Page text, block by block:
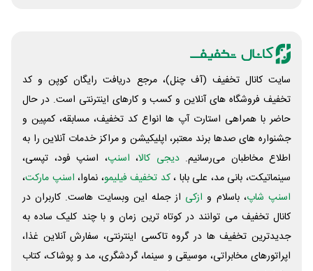
سایت کانال تخفیف (آف چنل)، مرجع دریافت رایگان کوپن و کد
تخفیف فروشگاه های آنلاین و کسب و‌ کارهای اینترنتی است. در حال
حاضر با همراهی استارت آپ ها انواع کد تخفیف، مسابقه، کمپین و
جشنواره های صدها برند معتبر، اپلیکیشن و مراکز خدمات آنلاین را به
اطلاع مخاطبان می‌رسانیم. دیجی کالا، اسنپ، اسنپ فود، تپسی،
سینماتیکت، بانی مد، علی‌ بابا ،کد تخفیف فیلیمو، نماوا، اسنپ مارکت،
اسنپ شاپ، باسلام و ازکی از جمله این وبسایت ‌هاست. کاربران در
کانال تخفیف می توانند در کوتاه ترین زمان و با چند کلیک ساده به
جدیدترین تخفیف ها در گروه تاکسی اینترنتی، سفارش آنلاین غذا،
اپراتورهای مخابراتی، موسیقی و سینما، گردشگری، مد و پوشاک، کتاب